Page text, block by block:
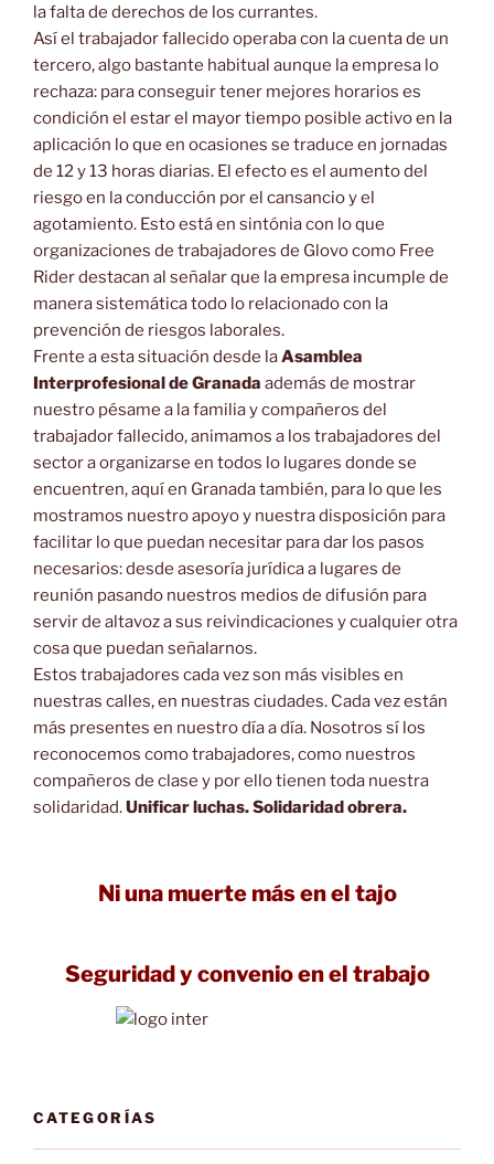
la falta de derechos de los currantes.
Así el trabajador fallecido operaba con la cuenta de un
tercero, algo bastante habitual aunque la empresa lo
rechaza: para conseguir tener mejores horarios es
condición el estar el mayor tiempo posible activo en la
aplicación lo que en ocasiones se traduce en jornadas
de 12 y 13 horas diarias. El efecto es el aumento del
riesgo en la conducción por el cansancio y el
agotamiento. Esto está en sintónia con lo que
organizaciones de trabajadores de Glovo como Free
Rider destacan al señalar que la empresa incumple de
manera sistemática todo lo relacionado con la
prevención de riesgos laborales.
Frente a esta situación desde laAsamblea
Interprofesional de Granada además de mostrar
nuestro pésame a la familia y compañeros del
trabajador fallecido, animamos a los trabajadores del
sector a organizarse en todos lo lugares donde se
encuentren, aquí en Granada también, para lo que les
mostramos nuestro apoyo y nuestra disposición para
facilitar lo que puedan necesitar para dar los pasos
necesarios: desde asesoría jurídica a lugares de
reunión pasando nuestros medios de difusión para
servir de altavoz a sus reivindicaciones y cualquier otra
cosa que puedan señalarnos.
Estos trabajadores cada vez son más visibles en
nuestras calles, en nuestras ciudades. Cada vez están
más presentes en nuestro día a día. Nosotros sí los
reconocemos como trabajadores, como nuestros
compañeros de clase y por ello tienen toda nuestra
solidaridad.Unificar luchas. Solidaridad obrera.
Ni una muerte más en el tajo
Seguridad y convenio en el trabajo
CATEGORÍAS